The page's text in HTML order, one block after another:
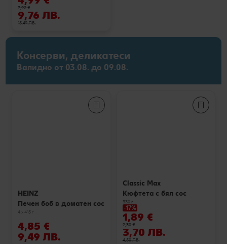
7,92 €
9,76 ЛВ.
15,49 ЛВ.
Консерви, деликатеси
Валидно от 03.08. до 09.08.
HEINZ
Печен боб в доматен сос
4 x 415 г
4,85 €
9,49 ЛВ.
Classic Max
Кюфтета с бял сос
330 г
-17%
1,89 €
2,30 €
3,70 ЛВ.
4,50 ЛВ.